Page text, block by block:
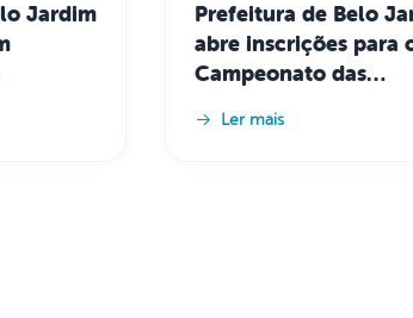
Jardim
Prefeitura de Belo
abre inscrições para
Campeonato das
voleibol, queimada e
Ler mais